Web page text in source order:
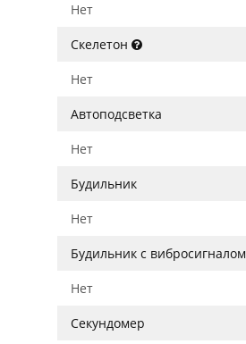
Нет
Скелетон
Нет
Автоподсветка
Нет
Будильник
Нет
Будильник с вибросигналом
Нет
Секундомер